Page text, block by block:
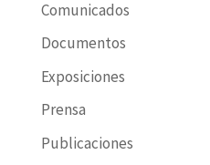
Comunicados
Documentos
Exposiciones
Prensa
Publicaciones